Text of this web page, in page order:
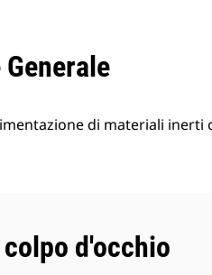
di materiali inerti
d'occhio